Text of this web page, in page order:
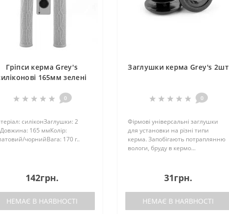
Гріпси керма Grey's
165мм зелені
0
силіконЗаглушки: 2
165 ммКолір:
чорнийВага: 170 г..
142грн.
НЕМАЄ В НАЯВНОСТІ
Заглушки керма Grey's 2шт
0
Фірмові універсальні заглушки
для установки на різні типи
керма. Запобігають потраплянню
вологи, бруду в кермо...
31грн.
НЕМАЄ В НАЯВНОСТІ